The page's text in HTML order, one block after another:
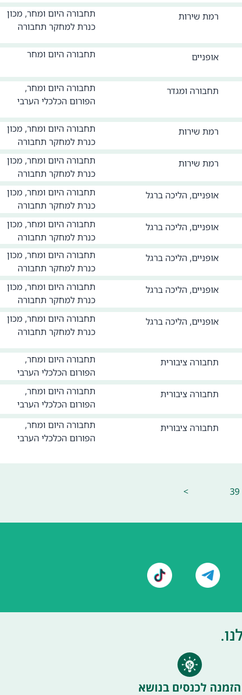
רמת שירות
תחבורה היום ומחר, מכון
כנרת למחקר תחבורה
אופניים תחבורה היום ומחר
תחבורה ומגדר
תחבורה היום ומחר,
הפורום הכלכלי הערבי
רמת שירות
תחבורה היום ומחר, מכון
כנרת למחקר תחבורה
רמת שירות
תחבורה היום ומחר, מכון
כנרת למחקר תחבורה
אופניים, הליכה ברגל
תחבורה היום ומחר, מכון
כנרת למחקר תחבורה
אופניים, הליכה ברגל
תחבורה היום ומחר, מכון
כנרת למחקר תחבורה
אופניים, הליכה ברגל
תחבורה היום ומחר, מכון
כנרת למחקר תחבורה
אופניים, הליכה ברגל
תחבורה היום ומחר, מכון
כנרת למחקר תחבורה
אופניים, הליכה ברגל
תחבורה היום ומחר, מכון
כנרת למחקר תחבורה
תחבורה ציבורית
תחבורה היום ומחר,
הפורום הכלכלי הערבי
תחבורה ציבורית
תחבורה היום ומחר,
הפורום הכלכלי הערבי
תחבורה ציבורית
תחבורה היום ומחר,
הפורום הכלכלי הערבי
39
>
הזמנה לכנסים בנושא